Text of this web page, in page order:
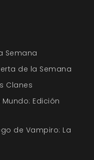
Semana
de la Semana
Clanes
Edición
de Vampiro: La